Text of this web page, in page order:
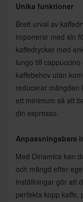
Unika funktioner
Brett urval av
imponerar med sin
kaffedrycker med
lungo till
kaffebehov utan
reducerar mängden
ett minimum så att
din espresso.
Anpassningsbara
Med Dinamica kan
och mängd efter
inställningar gör att
perfekta kopp kaffe,